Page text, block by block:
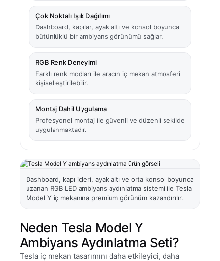
Çok Noktalı Işık Dağılımı
Dashboard, kapılar, ayak altı ve konsol boyunca
bütünlüklü bir ambiyans görünümü sağlar.
RGB Renk Deneyimi
Farklı renk modları ile aracın iç mekan atmosferi
kişiselleştirilebilir.
Montaj Dahil Uygulama
Profesyonel montaj ile güvenli ve düzenli şekilde
uygulanmaktadır.
Dashboard, kapı içleri, ayak altı ve orta konsol boyunca
uzanan RGB LED ambiyans aydınlatma sistemi ile Tesla
Model Y iç mekanına premium görünüm kazandırılır.
Neden Tesla Model Y
Ambiyans Aydınlatma Seti?
Tesla iç mekan tasarımını daha etkileyici, daha